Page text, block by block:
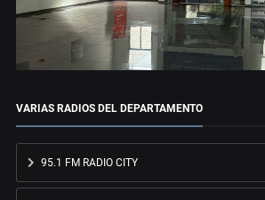
VARIAS RADIOS DEL DEPARTAMENTO
95.1 FM RADIO CITY